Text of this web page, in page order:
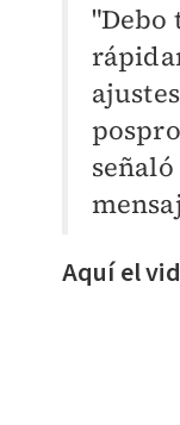
"Debo
señaló
Aquí el